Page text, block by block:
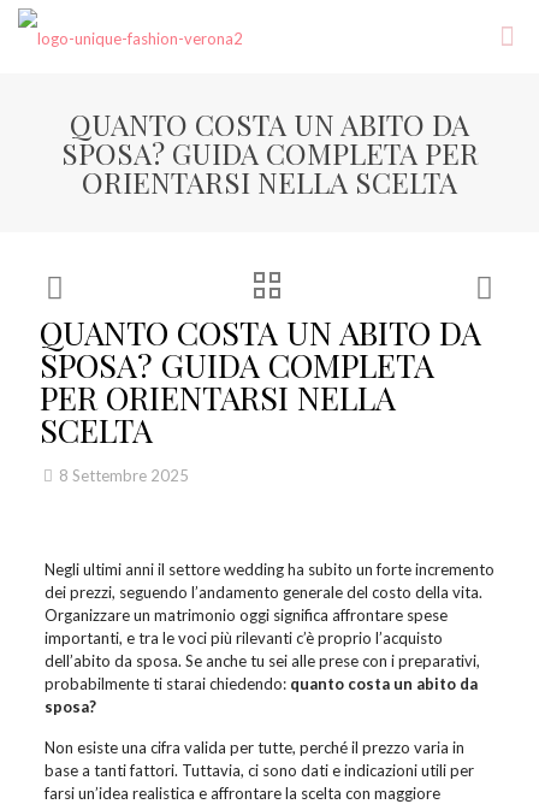
QUANTO COSTA UN ABITO DA
SPOSA? GUIDA COMPLETA PER
ORIENTARSI NELLA SCELTA
QUANTO COSTA UN ABITO DA
SPOSA? GUIDA COMPLETA
PER ORIENTARSI NELLA
SCELTA
8 Settembre 2025
Negli ultimi anni il settore wedding ha subito un forte incremento
dei prezzi, seguendo l’andamento generale del costo della vita.
Organizzare un matrimonio oggi significa affrontare spese
importanti, e tra le voci più rilevanti c’è proprio l’acquisto
dell’abito da sposa. Se anche tu sei alle prese con i preparativi,
probabilmente ti starai chiedendo: quanto costa un abito da
sposa?
Non esiste una cifra valida per tutte, perché il prezzo varia in
base a tanti fattori. Tuttavia, ci sono dati e indicazioni utili per
farsi un’idea realistica e affrontare la scelta con maggiore